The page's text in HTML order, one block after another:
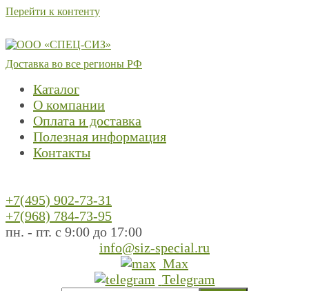
Перейти к контенту
Доставка во все регионы РФ
Каталог
О компании
Оплата и доставка
Полезная информация
Контакты
+7(495) 902-73-31
+7(968) 784-73-95
пн. - пт. с 9:00 до 17:00
info@siz-special.ru
Max
Telegram